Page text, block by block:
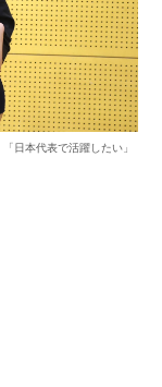
日本代表で活躍したい」